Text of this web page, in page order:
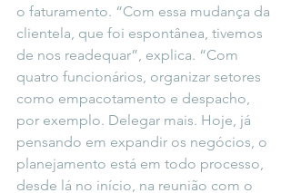
o faturamento. “Com essa mudança da
clientela, que foi espontânea, tivemos
de nos readequar”, explica. “Com
quatro funcionários, organizar setores
como empacotamento e despacho,
por exemplo. Delegar mais. Hoje, já
pensando em expandir os negócios, o
planejamento está em todo processo,
desde lá no início, na reunião com o